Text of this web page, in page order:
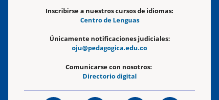
Inscribirse a nuestros cursos de idiomas:
Centro de Lenguas
Únicamente notificaciones judiciales:
oju@pedagogica.edu.co
Comunicarse con nosotros:
Directorio digital